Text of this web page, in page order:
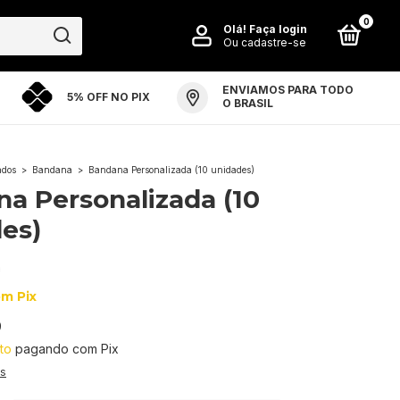
Olá! Faça login
Ou cadastre-se
0
ARTE ARENA PERGUNTAS FREQUENTES
5% OFF NO PIX
ENVIAMOS PARA TODO
O BRASIL
> Bandana > Bandana Personalizada (10 unidades)
Personalizada (10
Pix
pagando com Pix